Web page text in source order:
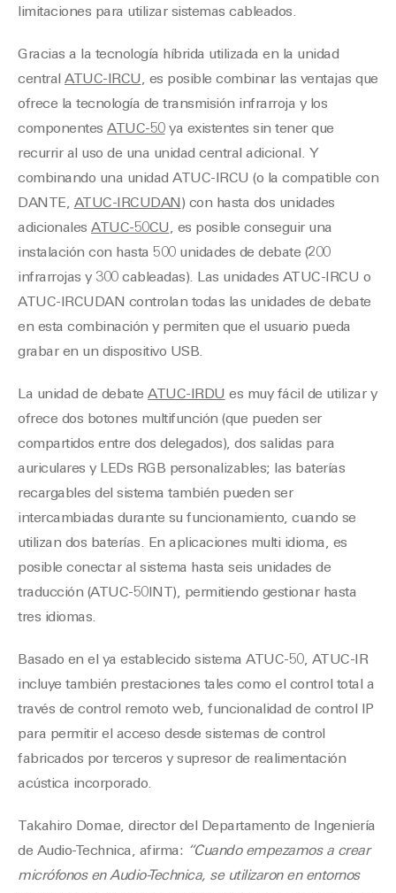
limitaciones para utilizar sistemas cableados.
Gracias a la tecnología híbrida utilizada en la unidad
central ATUC-IRCU, es posible combinar las ventajas que
ofrece la tecnología de transmisión infrarroja y los
componentes ATUC-50ya existentes sin tener que
recurrir al uso de una unidad central adicional. Y
combinando una unidad ATUC-IRCU (o la compatible con
DANTE, ATUC-IRCUDAN) con hasta dos unidades
adicionales ATUC-50CU, es posible conseguir una
instalación con hasta 500 unidades de debate (200
infrarrojas y 300 cableadas). Las unidades ATUC-IRCU o
ATUC-IRCUDAN controlan todas las unidades de debate
en esta combinación y permiten que el usuario pueda
grabar en un dispositivo USB.
La unidad de debate ATUC-IRDU es muy fácil de utilizar y
ofrece dos botones multifunción (que pueden ser
compartidos entre dos delegados), dos salidas para
auriculares y LEDs RGB personalizables; las baterías
recargables del sistema también pueden ser
intercambiadas durante su funcionamiento, cuando se
utilizan dos baterías. En aplicaciones multi idioma, es
posible conectar al sistema hasta seis unidades de
traducción (ATUC-50INT), permitiendo gestionar hasta
tres idiomas.
Basado en el ya establecido sistema ATUC-50, ATUC-IR
incluye también prestaciones tales como el control total a
través de control remoto web, funcionalidad de control IP
para permitir el acceso desde sistemas de control
fabricados por terceros y supresor de realimentación
acústica incorporado.
Takahiro Domae, director del Departamento de Ingeniería
de Audio-Technica, afirma: “Cuando empezamos a crear
micrófonos en Audio-Technica, se utilizaron en entornos